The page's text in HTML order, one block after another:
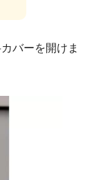
バーを開けま